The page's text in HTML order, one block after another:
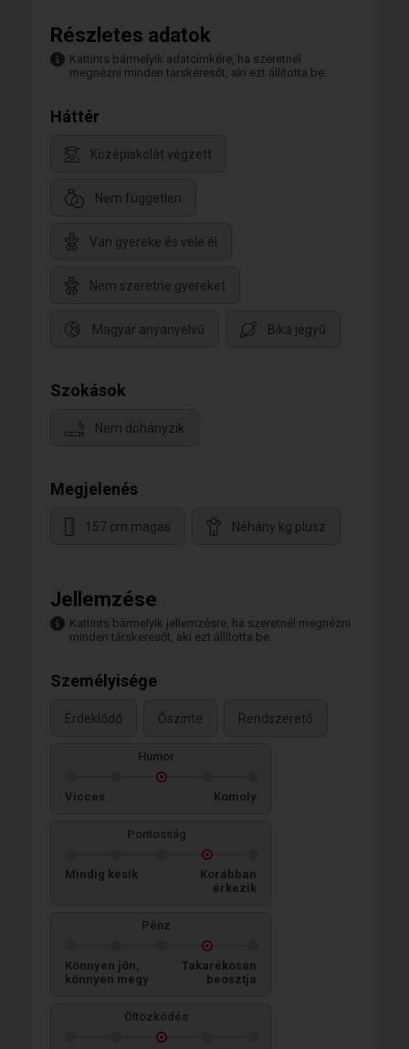
Részletes adatok
Kattints bármelyik adatcímkére, ha szeretnél
megnézni minden társkeresőt, aki ezt állította be.
Háttér
Középiskolát végzett
Nem független
Van gyereke és vele él
Nem szeretne gyereket
Magyar anyanyelvű Bika jegyű
Szokások
Nem dohányzik
Megjelenés
157 cm magas Néhány kg plusz
Jellemzése
Kattints bármelyik jellemzésre, ha szeretnél megnézni
minden társkeresőt, aki ezt állította be.
Személyisége
Érdeklődő Őszinte Rendszerető
Humor
Vicces Komoly
Pontosság
Mindig késik
Korábban
érkezik
Pénz
Könnyen jön,
könnyen megy
Takarékosan
beosztja
Öltözködés